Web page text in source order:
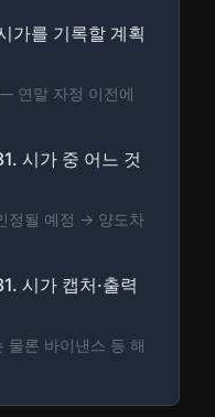
가를 기록할 계획
연말 자정 이전에
시가 중 어느 것
정될 예정 → 양도차
시가 캡처·출력
물론 바이낸스 등 해